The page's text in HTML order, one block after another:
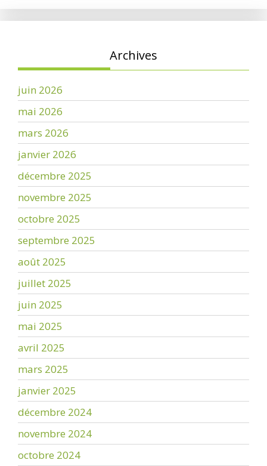
Archives
juin 2026
mai 2026
mars 2026
janvier 2026
décembre 2025
novembre 2025
octobre 2025
septembre 2025
août 2025
juillet 2025
juin 2025
mai 2025
avril 2025
mars 2025
janvier 2025
décembre 2024
novembre 2024
octobre 2024